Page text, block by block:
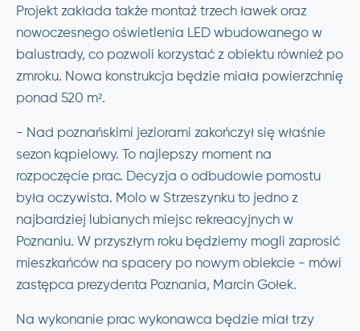
Projekt zakłada także montaż trzech ławek oraz
nowoczesnego oświetlenia LED wbudowanego w
balustrady, co pozwoli korzystać z obiektu również po
zmroku. Nowa konstrukcja będzie miała powierzchnię
ponad 520 m².
- Nad poznańskimi jeziorami zakończył się właśnie
sezon kąpielowy. To najlepszy moment na
rozpoczęcie prac. Decyzja o odbudowie pomostu
była oczywista. Molo w Strzeszynku to jedno z
najbardziej lubianych miejsc rekreacyjnych w
Poznaniu. W przyszłym roku będziemy mogli zaprosić
mieszkańców na spacery po nowym obiekcie - mówi
zastępca prezydenta Poznania, Marcin Gołek.
Na wykonanie prac wykonawca będzie miał trzy